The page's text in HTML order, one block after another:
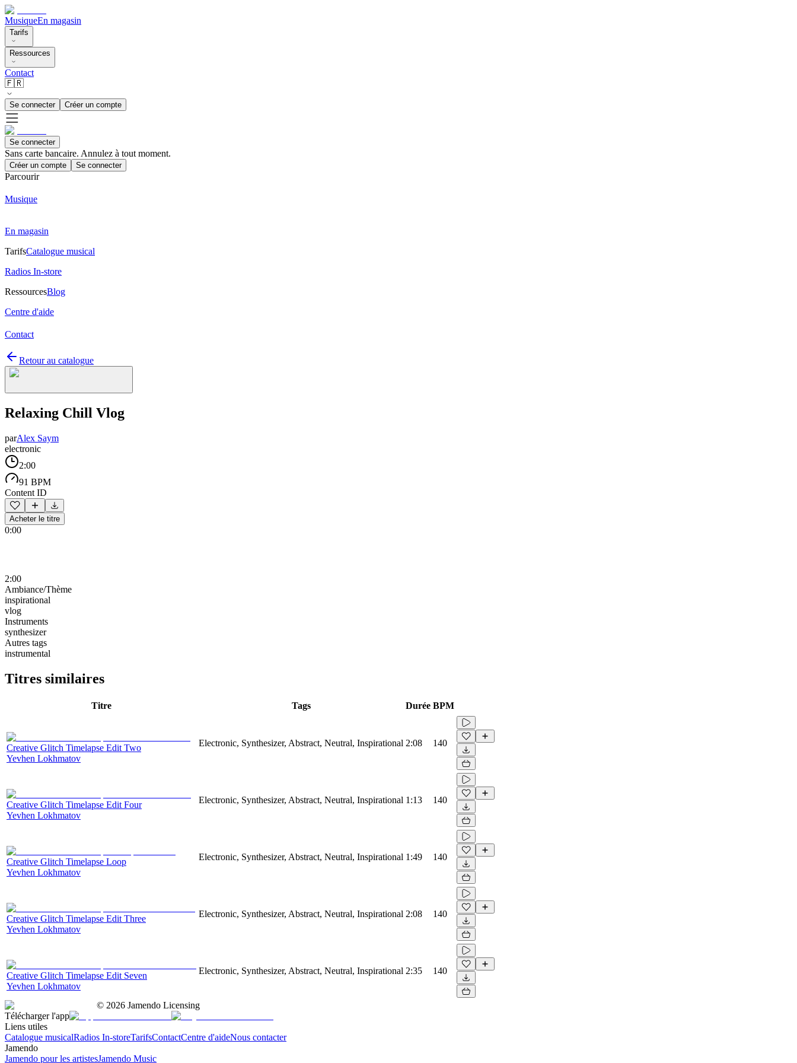
MusiqueEn magasin
Tarifs
Ressources
Contact
🇫🇷
Se connecter Créer un compte
Se connecter
Sans carte bancaire. Annulez à tout moment.
Créer un compte Se connecter
Parcourir
Musique
En magasin
TarifsCatalogue musical
Radios In-store
RessourcesBlog
Centre d'aide
Contact
Retour au catalogue
Relaxing Chill Vlog
parAlex Saym
electronic
2:00
91 BPM
Content ID
Acheter le titre
0:00
2:00
Ambiance/Thème
inspirational
vlog
Instruments
synthesizer
Autres tags
instrumental
Titres similaires
Titre Tags Durée BPM
Creative Glitch Timelapse Edit Two
Yevhen Lokhmatov
Electronic, Synthesizer, Abstract, Neutral, Inspirational 2:08 140
Creative Glitch Timelapse Edit Four
Yevhen Lokhmatov
Electronic, Synthesizer, Abstract, Neutral, Inspirational 1:13 140
Creative Glitch Timelapse Loop
Yevhen Lokhmatov
Electronic, Synthesizer, Abstract, Neutral, Inspirational 1:49 140
Creative Glitch Timelapse Edit Three
Yevhen Lokhmatov
Electronic, Synthesizer, Abstract, Neutral, Inspirational 2:08 140
Creative Glitch Timelapse Edit Seven
Yevhen Lokhmatov
Electronic, Synthesizer, Abstract, Neutral, Inspirational 2:35 140
© 2026 Jamendo Licensing
Télécharger l'app
Liens utiles
Catalogue musicalRadios In-storeTarifsContactCentre d'aideNous contacter
Jamendo
Jamendo pour les artistesJamendo Music